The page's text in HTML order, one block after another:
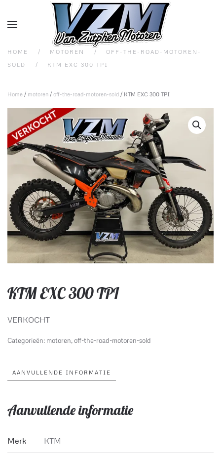
Overslaan en naar de inhoud gaan
HOME MOTOREN
OFF-THE-ROAD-MOTOREN-
SOLD
KTM EXC 300 TPI
Home / motoren / off-the-road-motoren-sold / KTM EXC 300 TPI
KTM EXC 300 TPI
VERKOCHT
Categorieën: motoren,off-the-road-motoren-sold
AANVULLENDE INFORMATIE
Aanvullende informatie
Merk KTM